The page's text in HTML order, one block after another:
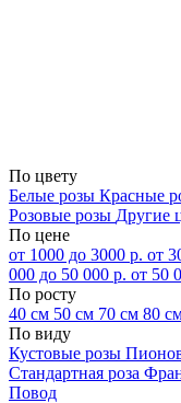
По цвету
Белые розы Красные
Розовые розы Другие
По цене
от 1000 до 3000 р. от
000 до 50 000 р. от 50
По росту
40 см 50 см 70 см 80
По виду
Кустовые розы
Стандартная роза
Повод